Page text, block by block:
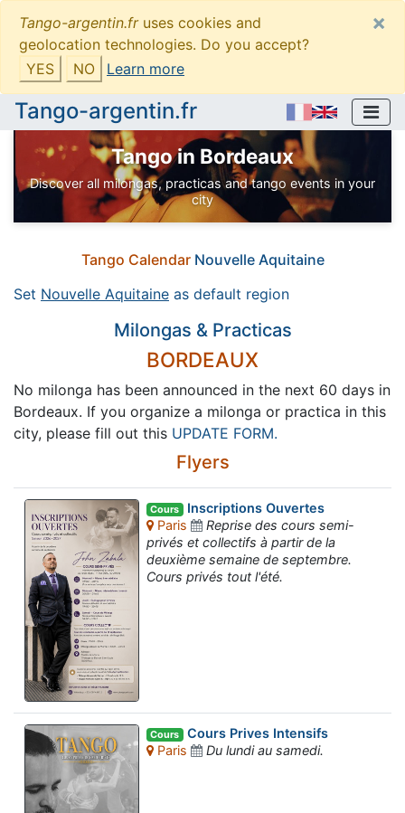
Tango-argentin.fruses cookies and
geolocation technologies. Do you accept?
YES
NO Learn more
×
Tango-argentin.fr
Tango in Bordeaux
Discover all milongas, practicas and tango events in your
city
Tango Calendar Nouvelle Aquitaine
Set Nouvelle Aquitaine as default region
Milongas & Practicas
BORDEAUX
No milonga has been announced in the next 60 days in
Bordeaux. If you organize a milonga or practica in this
city, please fill out this UPDATE FORM.
Flyers
Cours Inscriptions Ouvertes
Paris
Reprise des cours semi-
privés et collectifs à partir de la
deuxième semaine de septembre.
Cours privés tout l'été.
Cours Cours Prives Intensifs
Paris
Du lundi au samedi.